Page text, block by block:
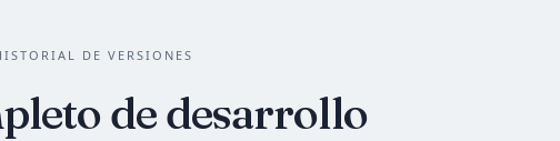
DE VERSIONES
de desarrollo